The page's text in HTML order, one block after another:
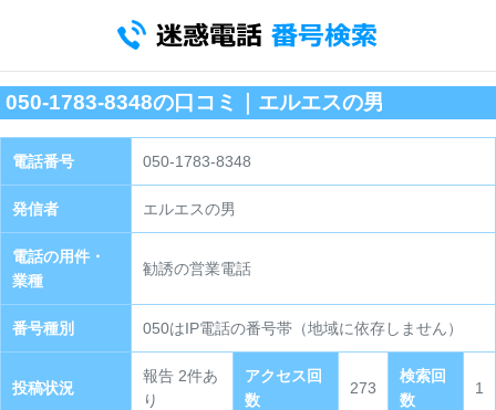
050-1783-8348の口コミ｜エルエスの男
電話番号 050-1783-8348
発信者 エルエスの男
電話の用件・
業種
勧誘の営業電話
番号種別 050はIP電話の番号帯（地域に依存しません）
投稿状況
報告 2件あ
り
アクセス回
数
273
検索回
数
1